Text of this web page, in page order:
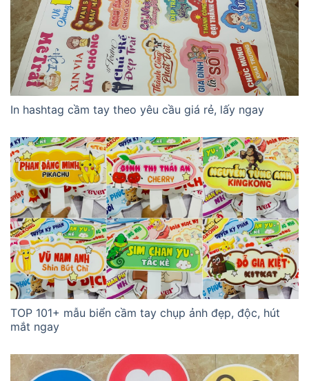
In hashtag cầm tay theo yêu cầu giá rẻ, lấy ngay
TOP 101+ mẫu biển cầm tay chụp ảnh đẹp, độc, hút
mắt ngay